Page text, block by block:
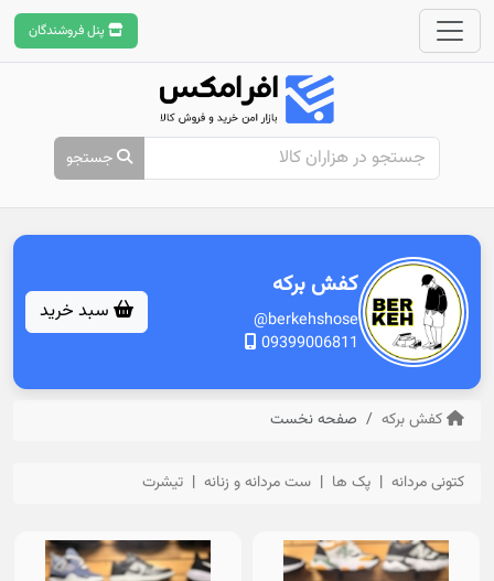
پنل فروشندگان
جستجو
کفش برکه
@berkehshose
09399006811
سبد خرید
کفش برکه صفحه نخست
کتونی مردانه پک ها ست مردانه و زنانه تیشرت